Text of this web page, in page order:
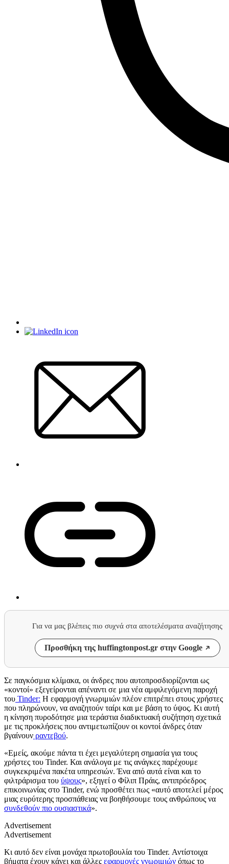
Για να μας βλέπεις πιο συχνά στα αποτελέσματα αναζήτησης
Προσθήκη της huffingtonpost.gr στην Google
Σε παγκόσμια κλίμακα, οι άνδρες που αυτοπροσδιορίζονται ως
«κοντοί» εξεγείρονται απέναντι σε μια νέα αμφιλεγόμενη παροχή
του Tinder: Η εφαρμογή γνωριμιών πλέον επιτρέπει στους χρήστες
που πληρώνουν, να αναζητούν ταίρι και με βάση το ύψος. Κι αυτή
η κίνηση πυροδότησε μια τεράστια διαδικτυακή συζήτηση σχετικά
με τις προκλήσεις που αντιμετωπίζουν οι κοντοί άνδρες όταν
βγαίνουν ραντεβού.
«Εμείς, ακούμε πάντα τι έχει μεγαλύτερη σημασία για τους
χρήστες του Tinder. Και ανάλογα με τις ανάγκες παρέχουμε
συγκεκριμένα πακέτα υπηρεσιών. Ένα από αυτά είναι και το
φιλτράρισμα του ύψους», εξηγεί ο Φίλιπ Πράις, αντιπρόεδρος
επικοινωνίας στο Tinder, ενώ προσθέτει πως «αυτό αποτελεί μέρος
μιας ευρύτερης προσπάθειας να βοηθήσουμε τους ανθρώπους να
συνδεθούν πιο ουσιαστικά».
Advertisement
Advertisement
Κι αυτό δεν είναι μονάχα πρωτοβουλία του Tinder. Αντίστοιχα
βήματα έχουν κάνει και άλλες εφαρμογές γνωριμιών όπως το